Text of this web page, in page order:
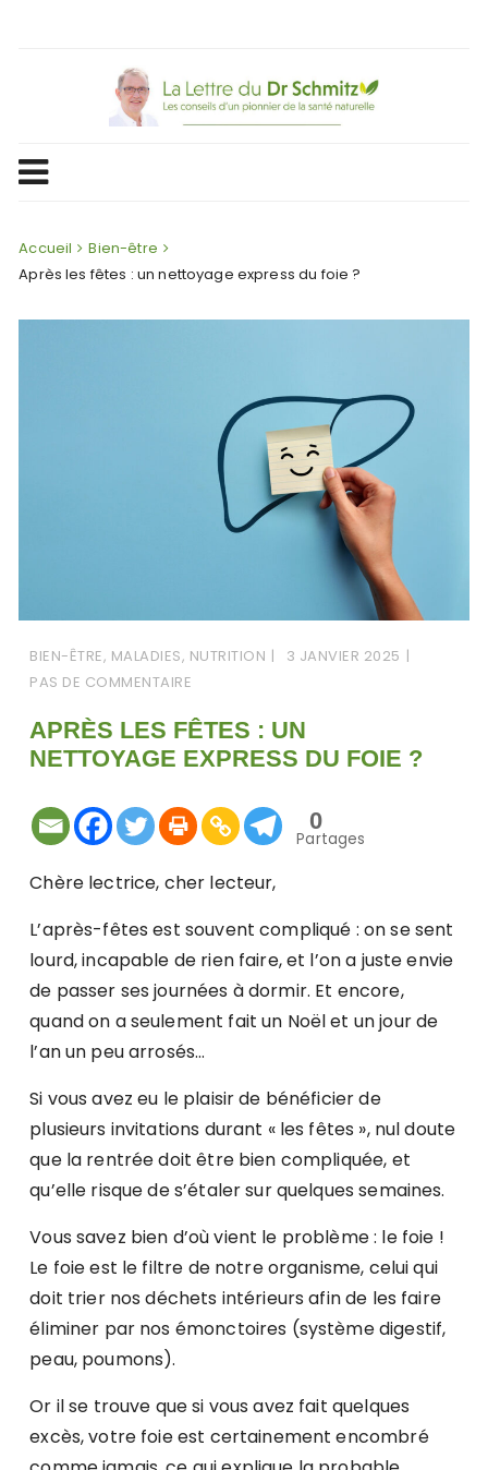
Accueil
Bien-être
Après les fêtes : un nettoyage express du foie ?
BIEN-ÊTRE, MALADIES, NUTRITION
3 JANVIER 2025
PAS DE COMMENTAIRE
APRÈS LES FÊTES : UN
NETTOYAGE EXPRESS DU FOIE ?
0
Partages
Chère lectrice, cher lecteur,
L’après-fêtes est souvent compliqué : on se sent
lourd, incapable de rien faire, et l’on a juste envie
de passer ses journées à dormir. Et encore,
quand on a seulement fait un Noël et un jour de
l’an un peu arrosés…
Si vous avez eu le plaisir de bénéficier de
plusieurs invitations durant « les fêtes », nul doute
que la rentrée doit être bien compliquée, et
qu’elle risque de s’étaler sur quelques semaines.
Vous savez bien d’où vient le problème : le foie !
Le foie est le filtre de notre organisme, celui qui
doit trier nos déchets intérieurs afin de les faire
éliminer par nos émonctoires (système digestif,
peau, poumons).
Or il se trouve que si vous avez fait quelques
excès, votre foie est certainement encombré